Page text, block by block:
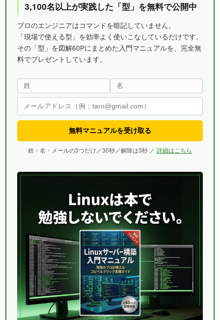
3,100名以上が実践した「型」を無料で公開中
プロのエンジニアはコマンドを暗記していません。
「現場で使える型」を効率よく使いこなしているだけです。
その「型」を図解60Pにまとめた入門マニュアルを、完全無
料でプレゼントしています。
無料マニュアルを受け取る
姓・名・メールの3つだけ／30秒／解除は3秒 ／ 詳細はこちら